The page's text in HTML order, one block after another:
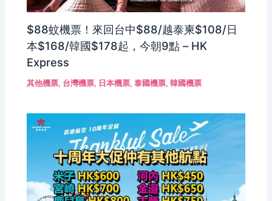
$88蚊機票！來回台中$88/越泰柬$108/日
本$168/韓國$178起，今朝9點 – HK
Express
其他機票, 台灣機票, 日本機票,泰國機票,韓國機票